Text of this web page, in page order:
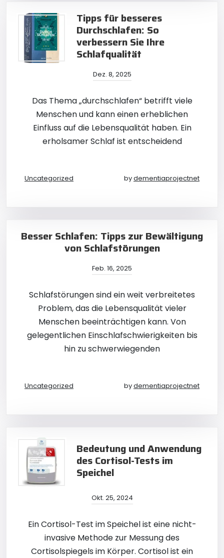
Tipps für besseres
Durchschlafen: So
verbessern Sie Ihre
Schlafqualität
Dez. 8, 2025
Das Thema „durchschlafen“ betrifft viele
Menschen und kann einen erheblichen
Einfluss auf die Lebensqualität haben. Ein
erholsamer Schlaf ist entscheidend
Uncategorized bydementiaprojectnet
Besser Schlafen: Tipps zur Bewältigung
von Schlafstörungen
Feb. 16, 2025
Schlafstörungen sind ein weit verbreitetes
Problem, das die Lebensqualität vieler
Menschen beeinträchtigen kann. Von
gelegentlichen Einschlafschwierigkeiten bis
hin zu schwerwiegenden
Uncategorized bydementiaprojectnet
Bedeutung und Anwendung
des Cortisol-Tests im
Speichel
Okt. 25, 2024
Ein Cortisol-Test im Speichel ist eine nicht-
invasive Methode zur Messung des
Cortisolspiegels im Körper. Cortisol ist ein